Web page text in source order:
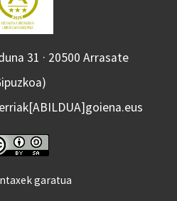
31 · 20500 Arrasate
garatua